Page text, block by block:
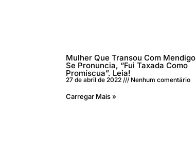
Mulher Que Transou Com Mendigo
Se Pronuncia, “Fui Taxada Como
Promíscua”. Leia!
27 de abril de 2022 Nenhum comentário
Carregar Mais »